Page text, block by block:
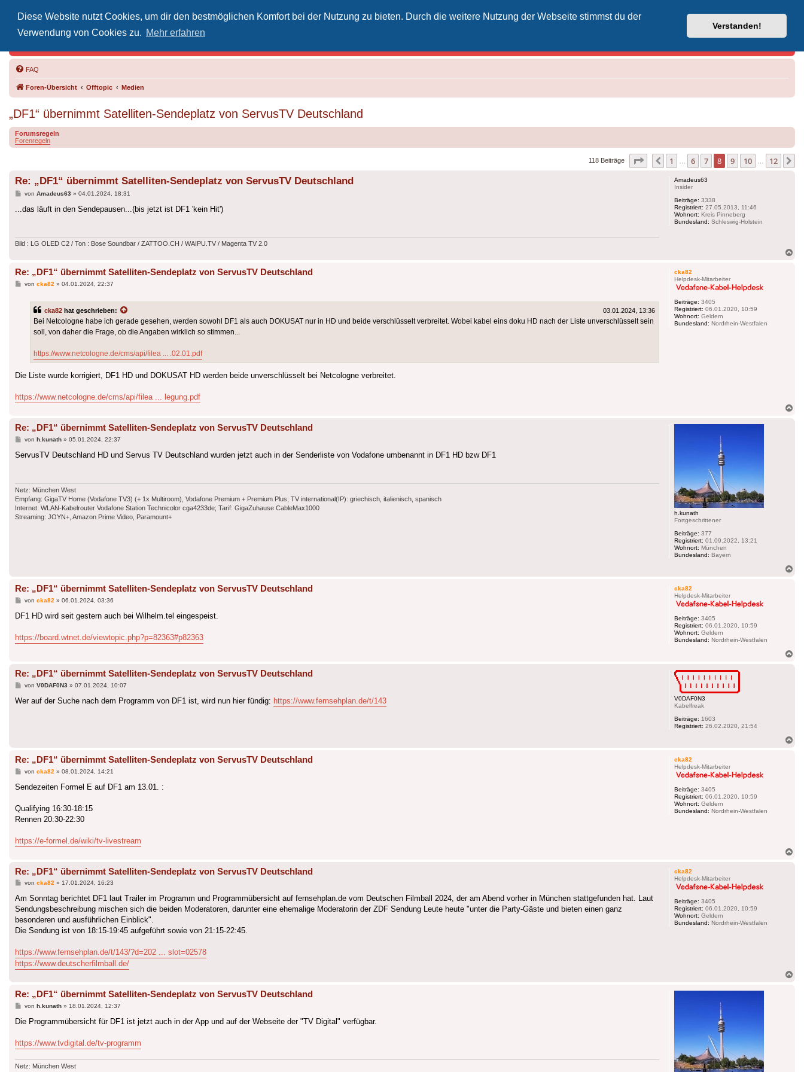
Diese Website nutzt Cookies, um dir den bestmöglichen Komfort bei der Nutzung zu bieten. Durch die weitere Nutzung der Webseite stimmst du der
Verwendung von Cookies zu. Mehr erfahren
Verstanden!
Vodafone-Kabel-Helpdesk
FAQ
Foren-Übersicht Offtopic Medien
„DF1“ übernimmt Satelliten-Sendeplatz von ServusTV Deutschland
Forumsregeln
Forenregeln
118 Beiträge Seite von 12
Vorherige
1 6 7 8 9 10 12
Amadeus63
Insider
Beiträge: 3338
Registriert: 27.05.2013, 11:46
Wohnort: Kreis Pinneberg
Bundesland: Schleswig-Holstein
Re: „DF1“ übernimmt Satelliten-Sendeplatz von ServusTV Deutschland
Beitrag
von Amadeus63 » 04.01.2024, 18:31
...das läuft in den Sendepausen...(bis jetzt ist DF1 'kein Hit')
Bild : LG OLED C2 / Ton : Bose Soundbar / ZATTOO.CH / WAIPU.TV / Magenta TV 2.0
cka82
Helpdesk-Mitarbeiter
Beiträge: 3405
Registriert: 06.01.2020, 10:59
Wohnort: Geldern
Bundesland: Nordrhein-Westfalen
Re: „DF1“ übernimmt Satelliten-Sendeplatz von ServusTV Deutschland
Beitrag
von cka82 » 04.01.2024, 22:37
cka82 hat geschrieben: 03.01.2024, 13:36
Bei Netcologne habe ich gerade gesehen, werden sowohl DF1 als auch DOKUSAT nur in HD und beide verschlüsselt verbreitet. Wobei kabel eins doku HD nach der Liste unverschlüsselt sein
soll, von daher die Frage, ob die Angaben wirklich so stimmen...
https://www.netcologne.de/cms/api/filea ... .02.01.pdf
Die Liste wurde korrigiert, DF1 HD und DOKUSAT HD werden beide unverschlüsselt bei Netcologne verbreitet.
https://www.netcologne.de/cms/api/filea ... legung.pdf
h.kunath
Fortgeschrittener
Beiträge: 377
Registriert: 01.09.2022, 13:21
Wohnort: München
Bundesland: Bayern
Re: „DF1“ übernimmt Satelliten-Sendeplatz von ServusTV Deutschland
Beitrag
von h.kunath» 05.01.2024, 22:37
ServusTV Deutschland HD und Servus TV Deutschland wurden jetzt auch in der Senderliste von Vodafone umbenannt in DF1 HD bzw DF1
Netz: München West
Empfang: GigaTV Home (Vodafone TV3) (+ 1x Multiroom), Vodafone Premium + Premium Plus; TV international(IP): griechisch, italienisch, spanisch
Internet: WLAN-Kabelrouter Vodafone Station Technicolor cga4233de; Tarif: GigaZuhause CableMax1000
Streaming: JOYN+, Amazon Prime Video, Paramount+
cka82
Helpdesk-Mitarbeiter
Beiträge: 3405
Registriert: 06.01.2020, 10:59
Wohnort: Geldern
Bundesland: Nordrhein-Westfalen
Re: „DF1“ übernimmt Satelliten-Sendeplatz von ServusTV Deutschland
Beitrag
von cka82 » 06.01.2024, 03:36
DF1 HD wird seit gestern auch bei Wilhelm.tel eingespeist.
https://board.wtnet.de/viewtopic.php?p=82363#p82363
V0DAF0N3
Kabelfreak
Beiträge: 1603
Registriert: 26.02.2020, 21:54
Re: „DF1“ übernimmt Satelliten-Sendeplatz von ServusTV Deutschland
Beitrag
von V0DAF0N3 » 07.01.2024, 10:07
Wer auf der Suche nach dem Programm von DF1 ist, wird nun hier fündig: https://www.fernsehplan.de/t/143
cka82
Helpdesk-Mitarbeiter
Beiträge: 3405
Registriert: 06.01.2020, 10:59
Wohnort: Geldern
Bundesland: Nordrhein-Westfalen
Re: „DF1“ übernimmt Satelliten-Sendeplatz von ServusTV Deutschland
Beitrag
von cka82 » 08.01.2024, 14:21
Sendezeiten Formel E auf DF1 am 13.01. :
Qualifying 16:30-18:15
Rennen 20:30-22:30
https://e-formel.de/wiki/tv-livestream
cka82
Helpdesk-Mitarbeiter
Beiträge: 3405
Registriert: 06.01.2020, 10:59
Wohnort: Geldern
Bundesland: Nordrhein-Westfalen
Re: „DF1“ übernimmt Satelliten-Sendeplatz von ServusTV Deutschland
Beitrag
von cka82» 17.01.2024, 16:23
Am Sonntag berichtet DF1 laut Trailer im Programm und Programmübersicht auf fernsehplan.de vom Deutschen Filmball 2024, der am Abend vorher in München stattgefunden hat. Laut
Sendungsbeschreibung mischen sich die beiden Moderatoren, darunter eine ehemalige Moderatorin der ZDF Sendung Leute heute "unter die Party-Gäste und bieten einen ganz
besonderen und ausführlichen Einblick".
Die Sendung ist von 18:15-19:45 aufgeführt sowie von 21:15-22:45.
https://www.fernsehplan.de/t/143/?d=202 ... slot=02578
https://www.deutscherfilmball.de/
Re: „DF1“ übernimmt Satelliten-Sendeplatz von ServusTV Deutschland
Beitrag
von h.kunath» 18.01.2024, 12:37
Die Programmübersicht für DF1 ist jetzt auch in der App und auf der Webseite der "TV Digital" verfügbar.
https://www.tvdigital.de/tv-programm
Netz: München West